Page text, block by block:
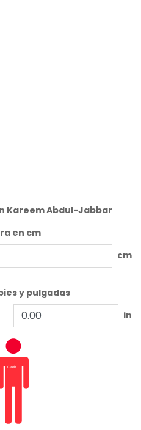
Kareem Abdul-Jabbar
en cm
cm
y pulgadas
in